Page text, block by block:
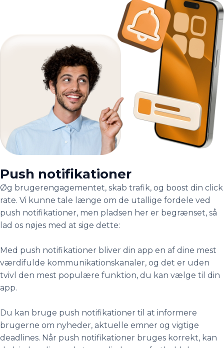
Push notifikationer
Øg brugerengagementet, skab trafik, og boost din click
rate. Vi kunne tale længe om de utallige fordele ved
push notifikationer, men pladsen her er begrænset, så
lad os nøjes med at sige dette:
Med push notifikationer bliver din app en af dine mest
værdifulde kommunikationskanaler, og det er uden
tvivl den mest populære funktion, du kan vælge til din
app.
Du kan bruge push notifikationer til at informere
brugerne om nyheder, aktuelle emner og vigtige
deadlines. Når push notifikationer bruges korrekt, kan